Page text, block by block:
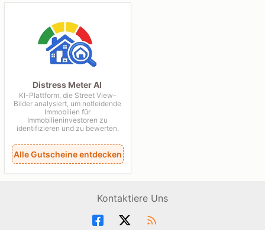
Distress Meter AI
KI-Plattform, die Street View-
Bilder analysiert, um notleidende
Immobilien für
Immobilieninvestoren zu
identifizieren und zu bewerten.
Alle Gutscheine entdecken
Kontaktiere Uns